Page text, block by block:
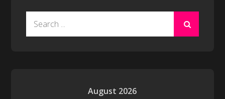
August 2026